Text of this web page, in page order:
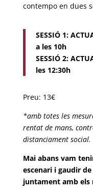
contempo en dues
SESSIÓ 1:
a les 10h
SESSIÓ 2:
les 12:30h
Preu: 13€
*amb totes les
rentat de mans,
distanciament social.
Mai abans vam
escenari i gaudir
juntament amb els